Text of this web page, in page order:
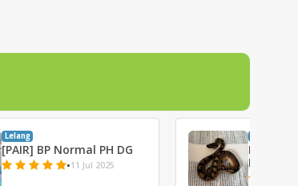
Lelang
[PAIR] BP Normal PH DG
•11 Jul 2025
Normal
Pied